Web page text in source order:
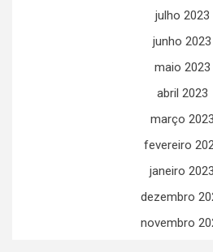
julho 2023
junho 2023
maio 2023
abril 2023
março 2023
fevereiro
janeiro 2023
dezembro
novembro